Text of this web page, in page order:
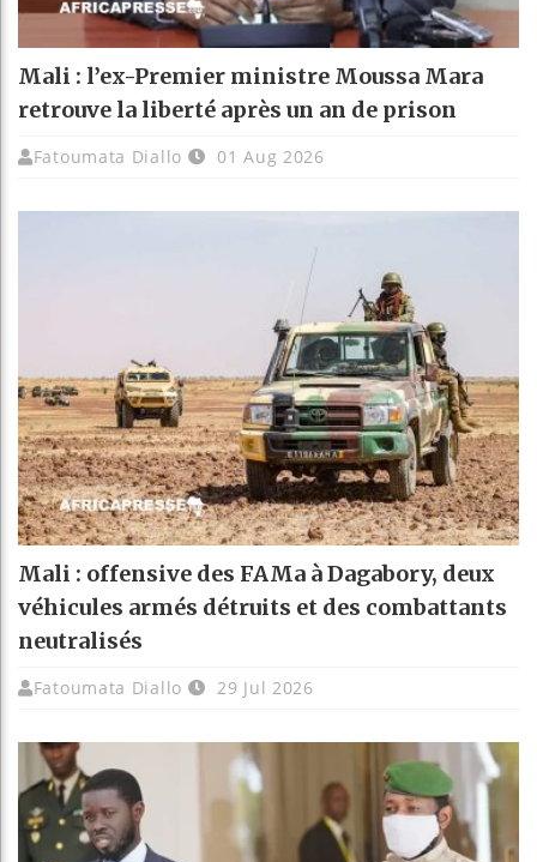
Mali : l’ex-Premier ministre Moussa Mara
retrouve la liberté après un an de prison
Fatoumata Diallo 01 Aug 2026
Mali : offensive des FAMa à Dagabory, deux
véhicules armés détruits et des combattants
neutralisés
Fatoumata Diallo 29 Jul 2026